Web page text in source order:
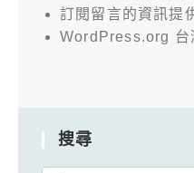
訂閱留言的資訊提
WordPress.org 台
搜尋